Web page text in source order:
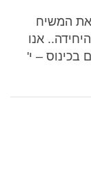
המשיח
אנו
בכינוס – י'